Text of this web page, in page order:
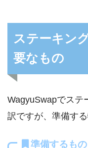
ステーキン
要なもの
WagyuSwapでステ
訳ですが、準備す
準備するもの